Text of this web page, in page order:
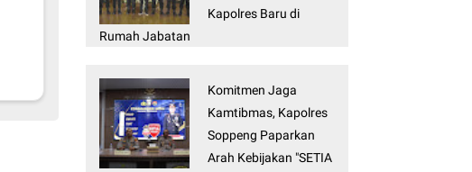
Kapolres Baru di
Rumah Jabatan
Komitmen Jaga
Kamtibmas, Kapolres
Soppeng Paparkan
Arah Kebijakan "SETIA